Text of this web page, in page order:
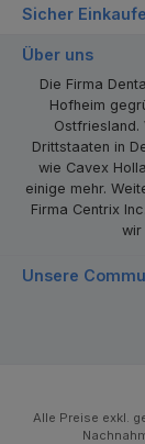
Sicher
Über uns
Die Firma
Hofheim
Ostfriesland.
Drittstaaten in
wie Cavex
einige mehr.
Firma Centrix
wir
Unsere
Alle Preise exkl.